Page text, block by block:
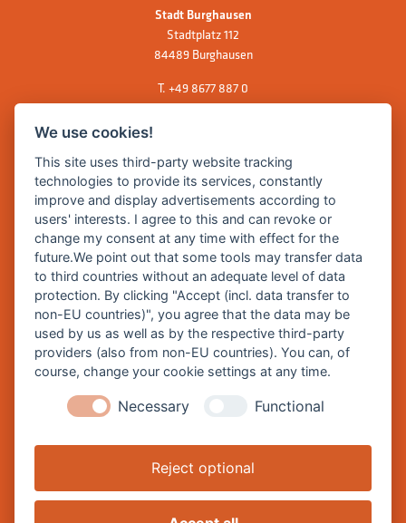
Stadt Burghausen
Stadtplatz 112
84489 Burghausen
T. +49 8677 887 0
E Mail:
Zentrale Webseite der Stadt Burghausen:
www.burghausen.de
Burghausen in leichter Sprache
So funktioniert burghausen.de
Inhalte von burghausen.de
Datenschutz
Barrierefreiheitserklärung
Cookie-Einstellungen ändern
We use cookies!
This site uses third-party website tracking
technologies to provide its services, constantly
improve and display advertisements according to
users' interests. I agree to this and can revoke or
change my consent at any time with effect for the
future.We point out that some tools may transfer data
to third countries without an adequate level of data
protection. By clicking "Accept (incl. data transfer to
non-EU countries)", you agree that the data may be
used by us as well as by the respective third-party
providers (also from non-EU countries). You can, of
course, change your cookie settings at any time.
Necessary Functional
Reject optional